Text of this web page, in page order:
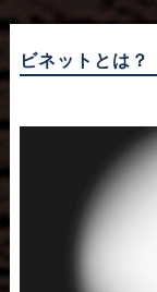
ビネットとは？